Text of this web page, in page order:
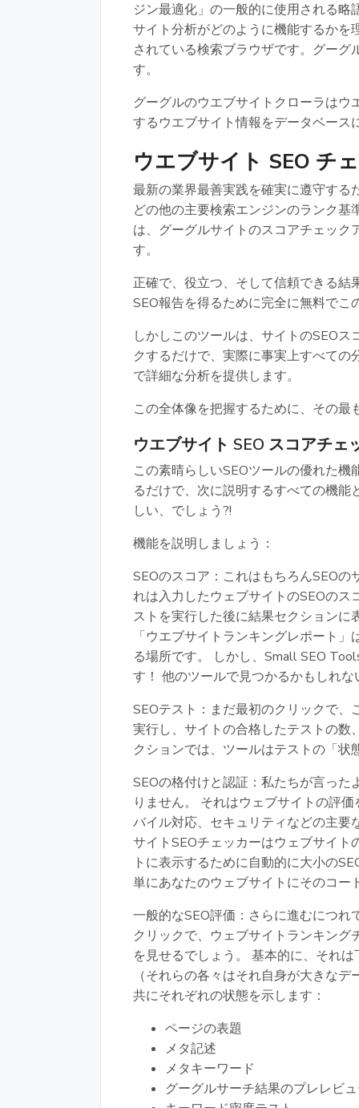
ジン最適化」の一般的に使用される
サイト分析がどのように機能するかを
されている検索ブラウザです。グー
す。
グーグルのウエブサイトクローラは
するウエブサイト情報をデータベース
ウエブサイト SEO チ
最新の業界最善実践を確実に遵守する
どの他の主要検索エンジンのランク
は、グーグルサイトのスコアチェッ
す。
正確で、役立つ、そして信頼できる
SEO報告を得るために完全に無料で
しかしこのツールは、サイトのSEO
クするだけで、実際に事実上すべて
で詳細な分析を提供します。
この全体像を把握するために、その
ウエブサイト SEO スコアチェ
この素晴らしいSEOツールの優れた
るだけで、次に説明するすべての機
しい、でしょう?!
機能を説明しましょう：
SEOのスコア：これはもちろんSEO
れは入力したウェブサイトのSEOの
ストを実行した後に結果セクション
「ウエブサイトランキングレポート
る場所です。 しかし、Small SEO
す！ 他のツールで見つかるかもしれ
SEOテスト：まだ最初のクリックで
実行し、サイトの合格したテストの数
クションでは、ツールはテストの「
SEOの格付けと認証：私たちが言っ
りません。 それはウェブサイトの評
バイル対応、セキュリティなどの主
サイトSEOチェッカーはウェブサイ
トに表示するために自動的に大小の
単にあなたのウェブサイトにそのコ
一般的なSEO評価：さらに進むにつ
クリックで、ウェブサイトランキン
を見せるでしょう。 基本的に、それ
（それらの各々はそれ自身が大きな
共にそれぞれの状態を示します：
ページの表題
メタ記述
メタキーワード
グーグルサーチ結果のプレレビ